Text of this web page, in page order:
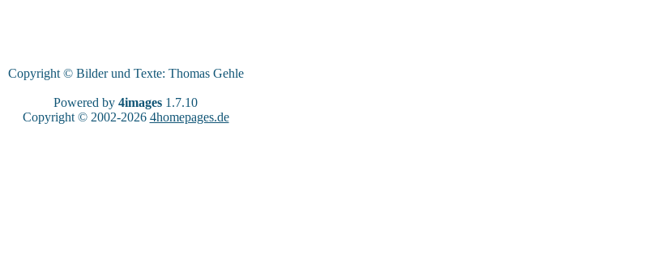
Copyright © Bilder und Texte: Thomas Gehle
Powered by 4images 1.7.10
Copyright © 2002-2026 4homepages.de